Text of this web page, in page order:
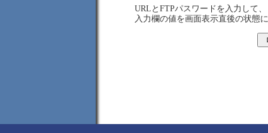
URLとFTPパスワードを入力して
入力欄の値を画面表示直後の状態